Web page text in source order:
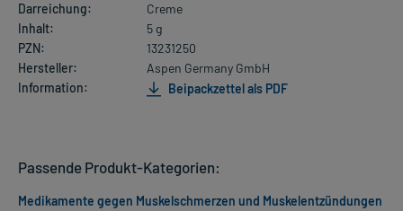
Darreichung:
Creme
Inhalt:
5 g
PZN:
13231250
Hersteller:
Aspen Germany GmbH
Information:
Beipackzettel als PDF
Passende Produkt-Kategorien:
Medikamente gegen Muskelschmerzen und Muskelentzündungen